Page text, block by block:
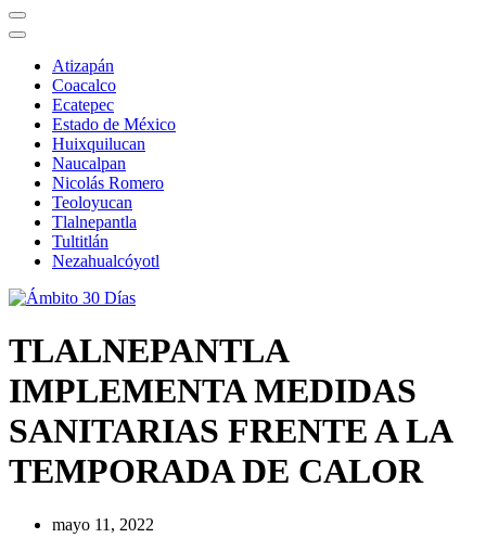
Atizapán
Coacalco
Ecatepec
Estado de México
Huixquilucan
Naucalpan
Nicolás Romero
Teoloyucan
Tlalnepantla
Tultitlán
Nezahualcóyotl
TLALNEPANTLA
IMPLEMENTA MEDIDAS
SANITARIAS FRENTE A LA
TEMPORADA DE CALOR
mayo 11, 2022